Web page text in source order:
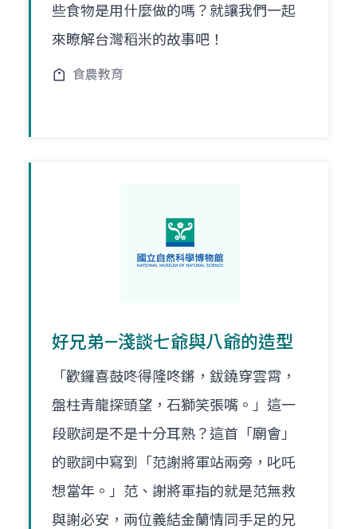
些食物是用什麼做的嗎？就讓我們一起
來瞭解台灣稻米的故事吧！
食農教育
好兄弟—淺談七爺與八爺的造型
「歡鑼喜鼓咚得隆咚鏘，鈸鐃穿雲霄，
盤柱青龍探頭望，石獅笑張嘴。」這一
段歌詞是不是十分耳熟？這首「廟會」
的歌詞中寫到「范謝將軍站兩旁，叱吒
想當年。」范、謝將軍指的就是范無救
與謝必安，兩位義結金蘭情同手足的兄